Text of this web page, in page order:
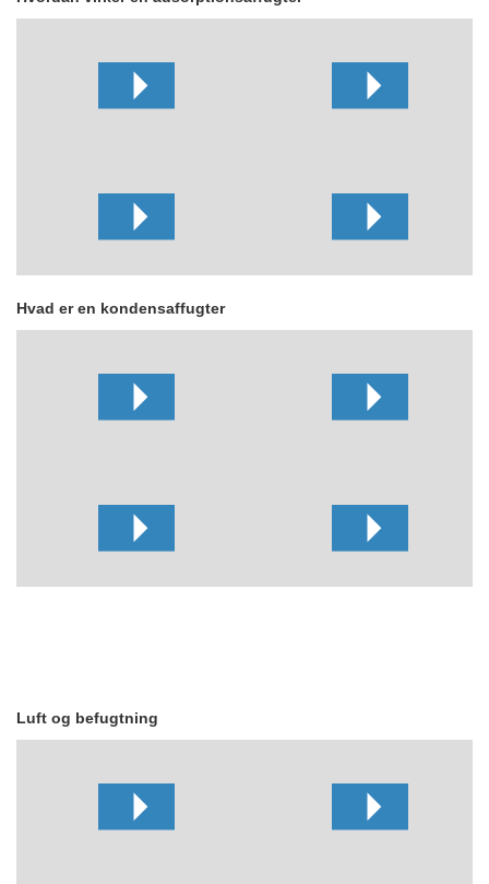
Hvad er en kondensaffugter
Luft og befugtning